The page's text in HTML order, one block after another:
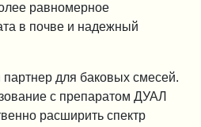
равномерное
в почве и надежный
для баковых смесей.
с препаратом ДУАЛ
расширить спектр